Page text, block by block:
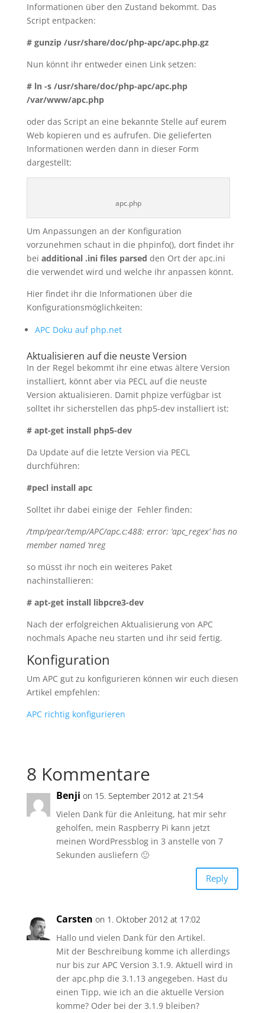
Informationen über den Zustand bekommt. Das
Script entpacken:
# gunzip /usr/share/doc/php-apc/apc.php.gz
Nun könnt ihr entweder einen Link setzen:
# ln -s /usr/share/doc/php-apc/apc.php
/var/www/apc.php
oder das Script an eine bekannte Stelle auf eurem
Web kopieren und es aufrufen. Die gelieferten
Informationen werden dann in dieser Form
dargestellt:
apc.php
Um Anpassungen an der Konfiguration
vorzunehmen schaut in die phpinfo(), dort findet ihr
bei additional .ini files parsed den Ort der apc.ini
die verwendet wird und welche ihr anpassen könnt.
Hier findet ihr die Informationen über die
Konfigurationsmöglichkeiten:
APC Doku auf php.net
Aktualisieren auf die neuste Version
In der Regel bekommt ihr eine etwas ältere Version
installiert, könnt aber via PECL auf die neuste
Version aktualisieren. Damit phpize verfügbar ist
solltet ihr sicherstellen das php5-dev installiert ist:
# apt-get install php5-dev
Da Update auf die letzte Version via PECL
durchführen:
#pecl install apc
Solltet ihr dabei einige der Fehler finden:
/tmp/pear/temp/APC/apc.c:488: error: ‘apc_regex’ has no
member named ‘nreg
so müsst ihr noch ein weiteres Paket
nachinstallieren:
# apt-get install libpcre3-dev
Nach der erfolgreichen Aktualisierung von APC
nochmals Apache neu starten und ihr seid fertig.
Konfiguration
Um APC gut zu konfigurieren können wir euch diesen
Artikel empfehlen:
APC richtig konfigurieren
8 Kommentare
Benji on 15. September 2012 at 21:54
Vielen Dank für die Anleitung, hat mir sehr
geholfen, mein Raspberry Pi kann jetzt
meinen WordPressblog in 3 anstelle von 7
Sekunden ausliefern 🙂
Reply
Carsten on 1. Oktober 2012 at 17:02
Hallo und vielen Dank für den Artikel.
Mit der Beschreibung komme ich allerdings
nur bis zur APC Version 3.1.9. Aktuell wird in
der apc.php die 3.1.13 angegeben. Hast du
einen Tipp, wie ich an die aktuelle Version
komme? Oder bei der 3.1.9 bleiben?